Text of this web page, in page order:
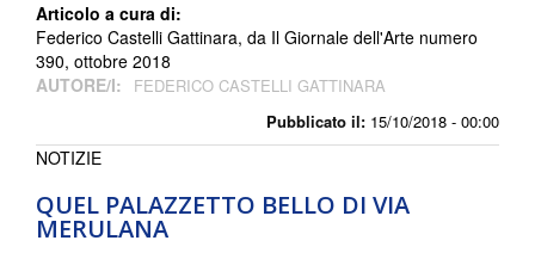
Pubblicato il: 15/10/2018 - 00:00
Articolo a cura di:
Federico Castelli Gattinara, da Il Giornale dell'Arte numero
390, ottobre 2018
AUTORE/I:
FEDERICO CASTELLI GATTINARA
QUEL PALAZZETTO BELLO DI VIA
MERULANA
NOTIZIE